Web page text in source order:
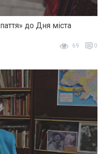
до Дня міста
69 0